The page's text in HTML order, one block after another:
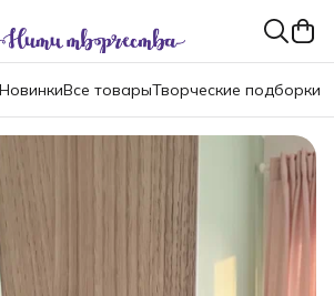
НовинкиВсе товарыТворческие подборки